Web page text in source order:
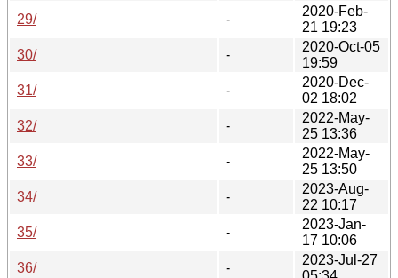
29/
-
2020-Feb-
21 19:23
30/
-
2020-Oct-05
19:59
31/
-
2020-Dec-
02 18:02
32/
-
2022-May-
25 13:36
33/
-
2022-May-
25 13:50
34/
-
2023-Aug-
22 10:17
35/
-
2023-Jan-
17 10:06
36/
-
2023-Jul-27